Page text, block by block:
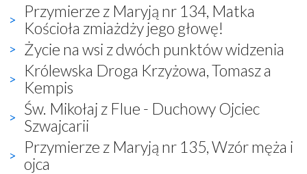
Przymierze z Maryją nr 134, Matka
Kościoła zmiażdży jego głowę!
Życie na wsi z dwóch punktów widzenia
Królewska Droga Krzyżowa, Tomasz a
Kempis
Św. Mikołaj z Flue - Duchowy Ojciec
Szwajcarii
Przymierze z Maryją nr 135, Wzór męża i
ojca